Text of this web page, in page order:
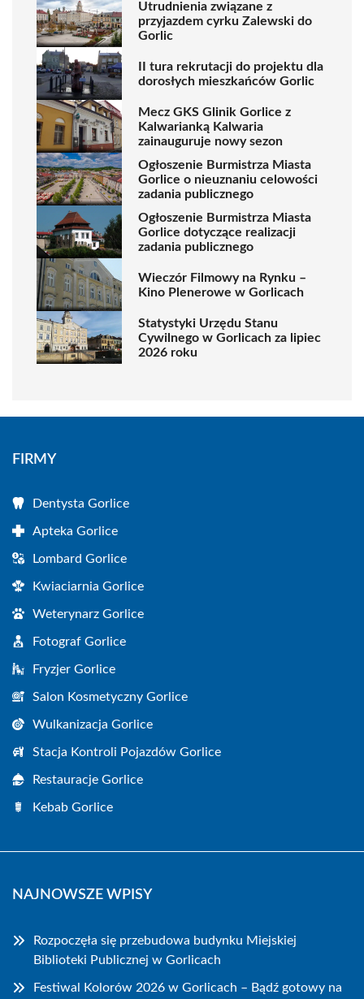
Utrudnienia związane z
przyjazdem cyrku Zalewski do
Gorlic
II tura rekrutacji do projektu dla
dorosłych mieszkańców Gorlic
Mecz GKS Glinik Gorlice z
Kalwarianką Kalwaria
zainauguruje nowy sezon
Ogłoszenie Burmistrza Miasta
Gorlice o nieuznaniu celowości
zadania publicznego
Ogłoszenie Burmistrza Miasta
Gorlice dotyczące realizacji
zadania publicznego
Wieczór Filmowy na Rynku –
Kino Plenerowe w Gorlicach
Statystyki Urzędu Stanu
Cywilnego w Gorlicach za lipiec
2026 roku
FIRMY
Dentysta Gorlice
Apteka Gorlice
Lombard Gorlice
Kwiaciarnia Gorlice
Weterynarz Gorlice
Fotograf Gorlice
Fryzjer Gorlice
Salon Kosmetyczny Gorlice
Wulkanizacja Gorlice
Stacja Kontroli Pojazdów Gorlice
Restauracje Gorlice
Kebab Gorlice
NAJNOWSZE WPISY
Rozpoczęła się przebudowa budynku Miejskiej
Biblioteki Publicznej w Gorlicach
Festiwal Kolorów 2026 w Gorlicach – Bądź gotowy na